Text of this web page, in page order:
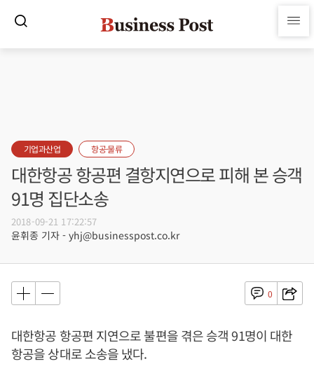
기업과산업 항공·물류
대한항공 항공편 결항지연으로 피해 본 승객
91명 집단소송
2018-09-21 17:22:57
윤휘종 기자 - yhj@businesspost.co.kr
0
대한항공 항공편 지연으로 불편을 겪은 승객 91명이 대한
항공을 상대로 소송을 냈다.